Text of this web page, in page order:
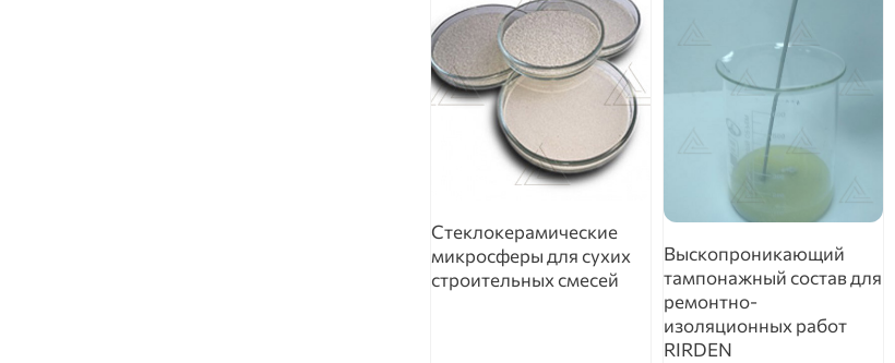
Стеклокерамические
микросферы для сухих
строительных смесей
Выскопроникающий
тампонажный состав для
ремонтно-
изоляционных работ
RIRDEN